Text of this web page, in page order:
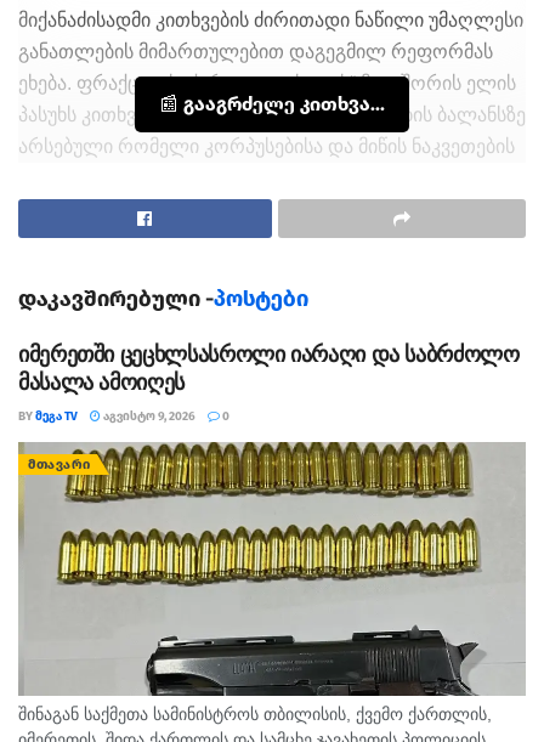
მიქანაძისადმი კითხვების ძირითადი ნაწილი უმაღლესი
განათლების მიმართულებით დაგეგმილ რეფორმას
ეხება. ფრაქცია „საქართველოსთვის“ მათ შორის ელის
პასუხს კითხვაზე, უმაღლესი სასწავლებლების ბალანსზე
არსებული რომელი კორპუსებისა და მიწის ნაკვეთების
გივი მიქანაძე ინტერპელაციის ფორმატში ზოგადი
📰 გააგრძელე კითხვა...
დაკავშირებული -პოსტები
იმერეთში ცეცხლსასროლი იარაღი და საბრძოლო
მასალა ამოიღეს
BYᲛᲔᲒᲐ TV ᲐᲒᲕᲘᲡᲢᲝ 9, 2026 0
ᲛᲗᲐᲕᲐᲠᲘ
შინაგან საქმეთა სამინისტროს თბილისის, ქვემო ქართლის,